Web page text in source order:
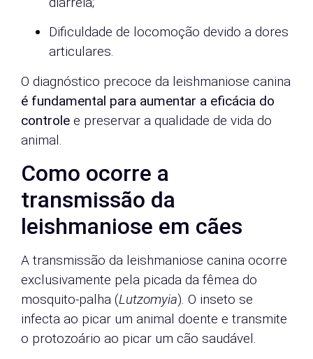
Dificuldade de locomoção devido a dores
articulares.
O diagnóstico precoce da leishmaniose canina
é fundamental para aumentar a eficácia do
controle e preservar a qualidade de vida do
animal.
Como ocorre a
transmissão da
leishmaniose em cães
A transmissão da leishmaniose canina ocorre
exclusivamente pela picada da fêmea do
mosquito-palha (Lutzomyia). O inseto se
infecta ao picar um animal doente e transmite
o protozoário ao picar um cão saudável.